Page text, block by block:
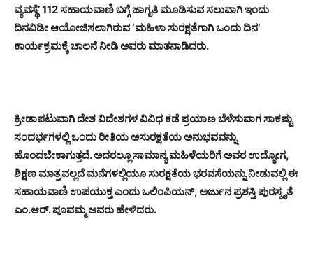
ವ್ಯವಸ್ಥೆ’ 112 ಸಹಾಯವಾಣಿ ಬಗ್ಗೆ ಜಾಗೃತಿ ಮೂಡಿಸುವ ಸಲುವಾಗಿ ಇಂದು
ದಿನವಿಡೀ ಆಯೋಜಿಸಲಾಗಿರುವ ‘ಮಹಿಳಾ ಸುರಕ್ಷತೆಗಾಗಿ ಒಂದು ದಿನ’
ಕಾರ್ಯಕ್ರಮಕ್ಕೆ ಚಾಲನೆ ನೀಡಿ ಅವರು ಮಾತನಾಡಿದರು.
ಕ್ರೀಡಾಪಟುವಾಗಿ ದೇಶ ವಿದೇಶಗಳ ವಿವಿಧ ಕಡೆ ಪ್ರಯಾಣ ಬೆಳೆಸುವಾಗ ಸಾಕಷ್ಟು
ಸಂದರ್ಭಗಳಲ್ಲಿ ಒಂದು ರೀತಿಯ ಅಸುರಕ್ಷತೆಯ ಅನುಭವವನ್ನು
ಹೊಂದಬೇಕಾಗುತ್ತದೆ. ಅದರಲ್ಲೂ ಸಾಮಾನ್ಯ ಮಹಿಳೆಯರಿಗೆ ಅವರ ಉದ್ಯೋಗ,
ಶಿಕ್ಷಣ ಮಾತ್ರವಲ್ಲದೆ ಮನೆಗಳಲ್ಲಿಯೂ ಸುರಕ್ಷತೆಯ ಭರವಸೆಯನ್ನು ನೀಡುವಲ್ಲಿ ಈ
ಸಹಾಯವಾಣಿ ಉಪಯುಕ್ತ ಎಂದು ಒಲಿಂಪಿಯನ್, ಅರ್ಜುನ ಪ್ರಶಸ್ತಿ ಪುರಸ್ಕೃತೆ
ಎಂ.ಆರ್. ಪೂವಮ್ಮ ಅವರು ಹೇಳಿದರು.